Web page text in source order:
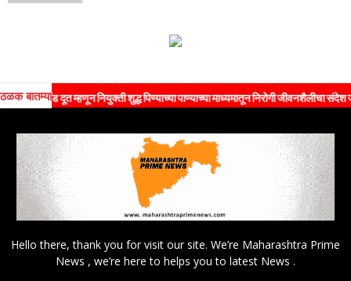
ठळक बातम्या
दूत म्हणून नियुक्ती शुद्ध पिण्याच्या पाण्याच्या माध्यमातून निरोगी जीवनशैलीचा संदेश जनतेपर्यंत
Hello there, thank you for visit our site. We’re Maharashtra Prime
News , we’re here to helps you to latest News .